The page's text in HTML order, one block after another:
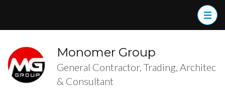
(Press
Enter)
Monomer Group
General Contractor, Trading, Architec
& Consultant